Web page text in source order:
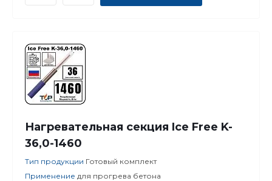
Нагревательная секция Ice Free K-
36,0-1460
Тип продукции Готовый комплект
Применение для прогрева бетона